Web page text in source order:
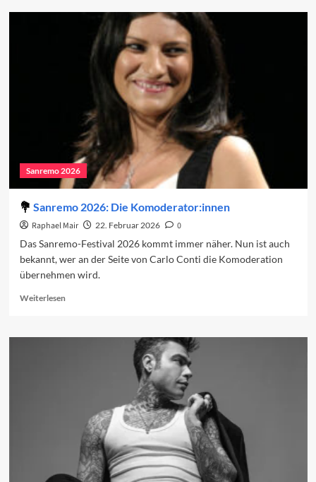
Vorschau
Sanremo 2026
Sanremo 2026: Die Komoderator:innen
Raphael Mair 22. Februar 2026
0
Das Sanremo-Festival 2026 kommt immer näher. Nun ist auch
bekannt, wer an der Seite von Carlo Conti die Komoderation
übernehmen wird.
WeiterlesenRead
Sanremo
Komoderator:innen